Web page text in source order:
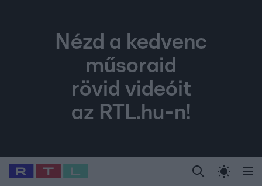
Nézd a kedvenc
műsoraid
rövid videóit
az RTL.hu-n!
Legfrissebb RTL Híradó Randi Celeb vagyok,
Babits Marcella Most Wanted Gallusz